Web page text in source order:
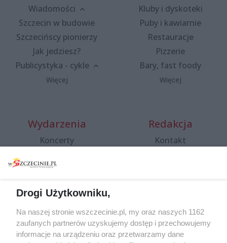
Wiadomości
Szczecin w budowie
Szczecińscy pionierzy
Jak jedziesz?
Publicystyka - cykle
Więcej
Kluby i dyskoteki
Puby i kawiarnie
Restauracje
Pizzerie
Bary, fast foody
Więcej
Wydarzenia
Koncerty
Spacery i oprowadzania
targi
Wernisaże
Więcej
Redakcja
Kontakt
Specjalny koncert z okazji
20. urodzin portalu
wSzczecinie.pl
Drogi Użytkowniku,
Na naszej stronie wszczecinie.pl, my oraz naszych 1162
zaufanych partnerów uzyskujemy dostęp i przechowujemy
informacje na urządzeniu oraz przetwarzamy dane